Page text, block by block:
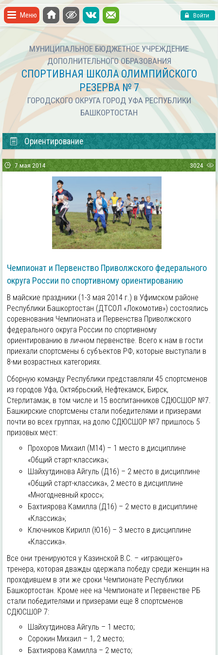
Меню Войти
МУНИЦИПАЛЬНОЕ БЮДЖЕТНОЕ УЧРЕЖДЕНИЕ
ДОПОЛНИТЕЛЬНОГО ОБРАЗОВАНИЯ
СПОРТИВНАЯ ШКОЛА ОЛИМПИЙСКОГО
РЕЗЕРВА № 7
ГОРОДСКОГО ОКРУГА ГОРОД УФА РЕСПУБЛИКИ
БАШКОРТОСТАН
Ориентирование
7 мая 2014 3024
Чемпионат и Первенство Приволжского федерального
округа России по спортивному ориентированию
В майские праздники (1-3 мая 2014 г.) в Уфимском районе
Республики Башкортостан (ДТСОЛ «Локомотив») состоялись
соревнования Чемпионата и Первенства Приволжского
федерального округа России по спортивному
ориентированию в личном первенстве. Всего к нам в гости
приехали спортсмены 6 субъектов РФ, которые выступали в
8-ми возрастных категориях.
Сборную команду Республики представляли 45 спортсменов
из городов Уфа, Октябрьский, Нефтекамск, Бирск,
Стерлитамак, в том числе и 15 воспитанников СДЮСШОР №7.
Башкирские спортсмены стали победителями и призерами
почти во всех группах, на долю СДЮСШОР №7 пришлось 5
призовых мест:
Прохоров Михаил (М14) – 1 место в дисциплине
«Общий старт-классика»;
Шайхутдинова Айгуль (Д16) – 2 место в дисциплине
«Общий старт-классика», 2 место в дисциплине
«Многодневный кросс»;
Бахтиярова Камилла (Д16) – 2 место в дисциплине
«Классика»;
Ключников Кирилл (Ю16) – 3 место в дисциплине
«Классика».
Все они тренируются у Казинской В.С. – «играющего»
тренера, которая дважды одержала победу среди женщин на
проходившем в эти же сроки Чемпионате Республики
Башкортостан. Кроме нее на Чемпионате и Первенстве РБ
стали победителями и призерами еще 8 спортсменов
СДЮСШОР 7:
Шайхутдинова Айгуль – 1 место;
Сорокин Михаил – 1, 2 место;
Бахтиярова Камилла – 2 место;